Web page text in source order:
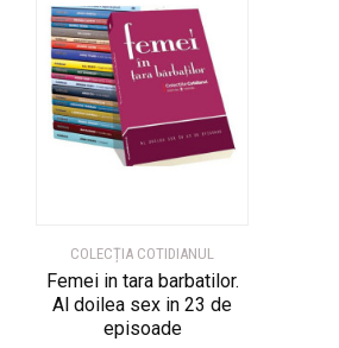
COLECȚIA COTIDIANUL
Femei in tara barbatilor.
Al doilea sex in 23 de
episoade